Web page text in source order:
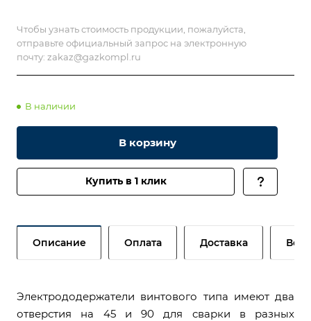
Чтобы узнать стоимость продукции, пожалуйста,
отправьте официальный запрос на электронную
почту: zakaz@gazkompl.ru
В наличии
В корзину
Купить в 1 клик
Описание Оплата Доставка
Электрододержатели винтового типа имеют два
отверстия на 45 и 90 для сварки в разных